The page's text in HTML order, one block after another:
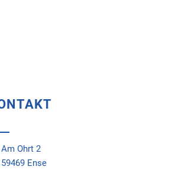
Am Ohrt 2
59469 Ense